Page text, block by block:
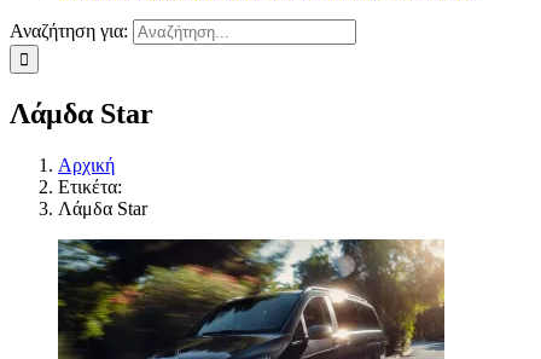
Αναζήτηση για:
Λάμδα Star
Αρχική
Ετικέτα:
Λάμδα Star